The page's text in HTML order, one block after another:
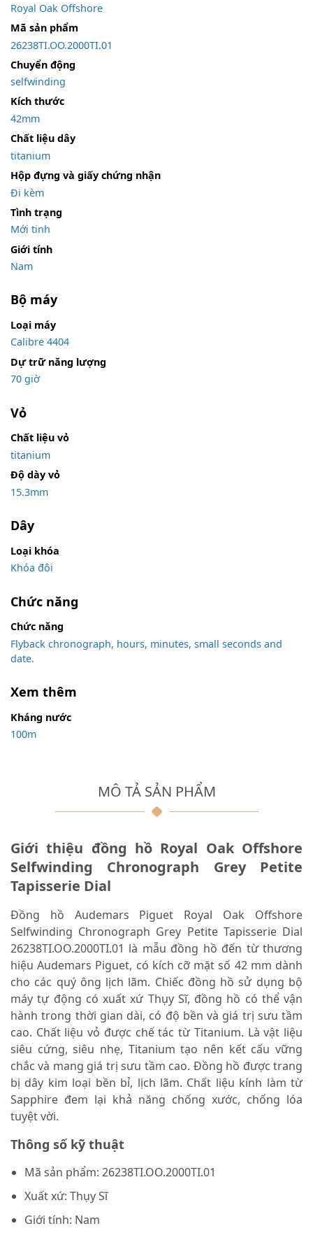
MÔ TẢ SẢN PHẨM
Giới thiệu đồng hồ Royal Oak Offshore
Selfwinding Chronograph Grey Petite
Tapisserie Dial
Đồng hồ Audemars Piguet Royal Oak Offshore
Selfwinding Chronograph Grey Petite Tapisserie Dial
26238TI.OO.2000TI.01 là mẫu đồng hồ đến từ thương
hiệu Audemars Piguet, có kích cỡ mặt số 42 mm dành
cho các quý ông lịch lãm. Chiếc đồng hồ sử dụng bộ
máy tự động có xuất xứ Thụy Sĩ, đồng hồ có thể vận
hành trong thời gian dài, có độ bền và giá trị sưu tầm
cao. Chất liệu vỏ được chế tác từ Titanium. Là vật liệu
siêu cứng, siêu nhẹ, Titanium tạo nên kết cấu vững
chắc và mang giá trị sưu tầm cao. Đồng hồ được trang
bị dây kim loại bền bỉ, lịch lãm. Chất liệu kính làm từ
Sapphire đem lại khả năng chống xước, chống lóa
tuyệt vời.
Thông số kỹ thuật
Mã sản phẩm: 26238TI.OO.2000TI.01
Xuất xứ: Thụy Sĩ
Giới tính: Nam
Royal Oak Offshore
Mã sản phẩm
26238TI.OO.2000TI.01
Chuyển động
selfwinding
Kích thước
42mm
Chất liệu dây
titanium
Hộp đựng và giấy chứng nhận
Đi kèm
Tình trạng
Mới tinh
Giới tính
Nam
Bộ máy
Loại máy
Calibre 4404
Dự trữ năng lượng
70 giờ
Vỏ
Chất liệu vỏ
titanium
Độ dày vỏ
15.3mm
Dây
Loại khóa
Khóa đôi
Chức năng
Chức năng
Flyback chronograph, hours, minutes, small seconds and
date.
Xem thêm
Kháng nước
100m